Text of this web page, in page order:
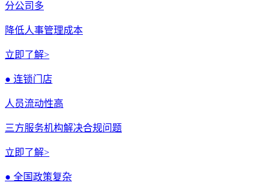
分公司多
降低人事管理成本
立即了解>
● 连锁门店
人员流动性高
三方服务机构解决合规问题
立即了解>
● 全国政策复杂